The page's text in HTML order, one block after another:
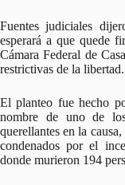
Fuentes judiciales
esperará a que quede
Cámara Federal de
restrictivas de la libertad.
El planteo fue hecho
nombre de uno de
querellantes en la
condenados por el
donde murieron 194